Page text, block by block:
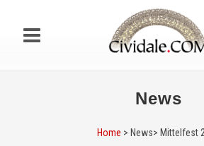
News
Home > News> Mittelfest